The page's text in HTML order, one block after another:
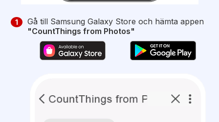
1
Gå till Samsung Galaxy Store och hämta appen
"CountThings from Photos"